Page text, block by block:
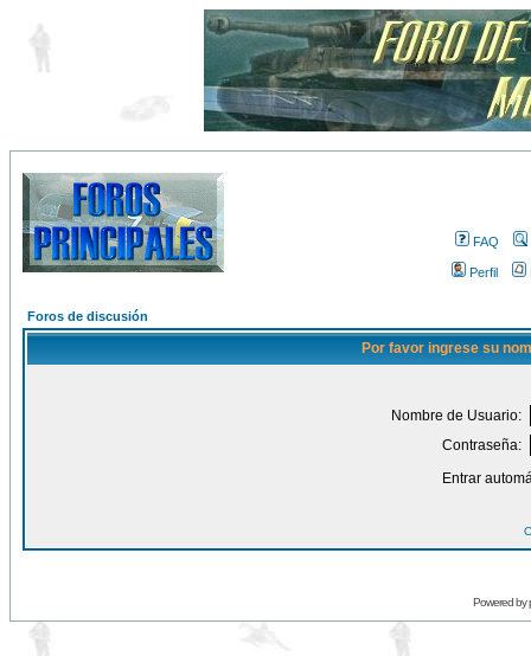
FAQ
Perfil
Foros de discusión
Por favor ingrese su
Nombre de Usuario:
Contraseña:
Entrar
Powered by